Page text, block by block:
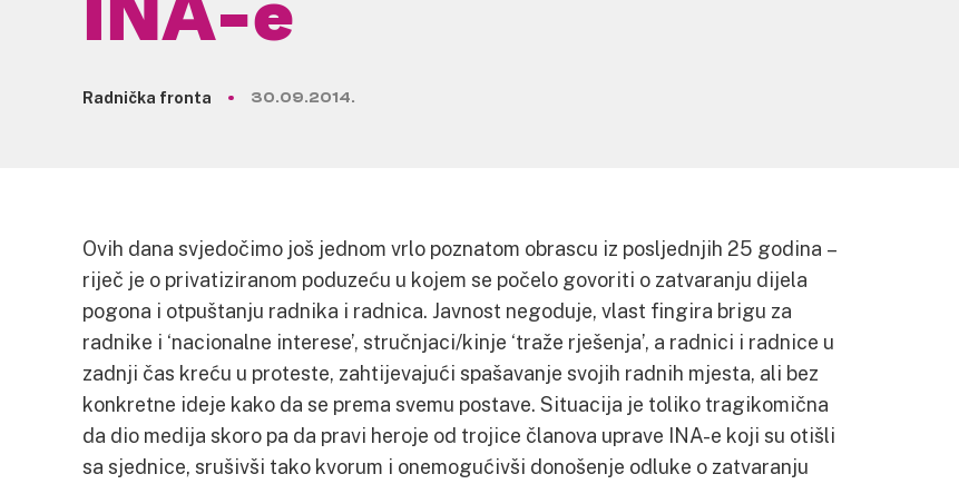
Radnička fronta 30.09.2014.
Ovih dana svjedočimo još jednom vrlo poznatom obrascu iz posljednjih 25 godina –
riječ je o privatiziranom poduzeću u kojem se počelo govoriti o zatvaranju dijela
pogona i otpuštanju radnika i radnica. Javnost negoduje, vlast fingira brigu za
radnike i ‘nacionalne interese’, stručnjaci/kinje ‘traže rješenja’, a radnici i radnice u
zadnji čas kreću u proteste, zahtijevajući spašavanje svojih radnih mjesta, ali bez
konkretne ideje kako da se prema svemu postave. Situacija je toliko tragikomična
da dio medija skoro pa da pravi heroje od trojice članova uprave INA-e koji su otišli
sa sjednice, srušivši tako kvorum i onemogućivši donošenje odluke o zatvaranju